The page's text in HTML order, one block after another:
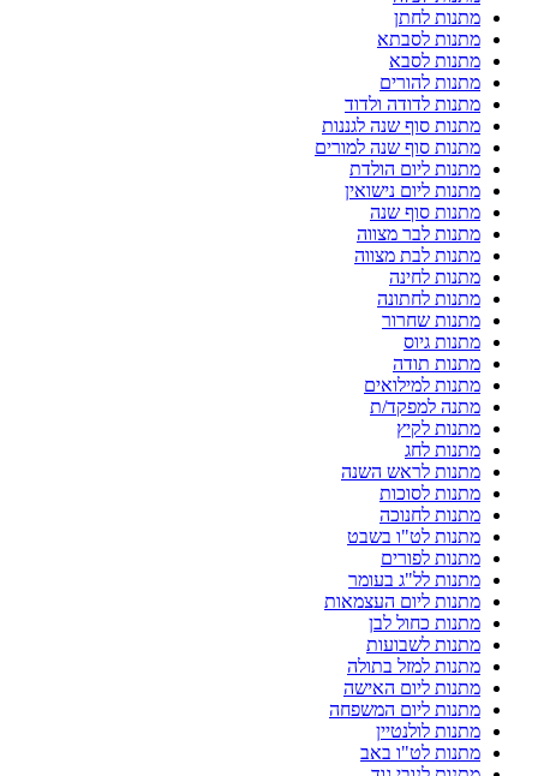
מתנות לחתן
מתנות לסבתא
מתנות לסבא
מתנות להורים
מתנות לדודה ולדוד
מתנות סוף שנה לגננות
מתנות סוף שנה למורים
מתנות ליום הולדת
מתנות ליום נישואין
מתנות סוף שנה
מתנות לבר מצווה
מתנות לבת מצווה
מתנות לחינה
מתנות לחתונה
מתנות שחרור
מתנות גיוס
מתנות תודה
מתנות למילואים
מתנה למפקד/ת
מתנות לקיץ
מתנות לחג
מתנות לראש השנה
מתנות לסוכות
מתנות לחנוכה
מתנות לט"ו בשבט
מתנות לפורים
מתנות לל"ג בעומר
מתנות ליום העצמאות
מתנות כחול לבן
מתנות לשבועות
מתנות למזל בתולה
מתנות ליום האישה
מתנות ליום המשפחה
מתנות לולנטיין
מתנות לט"ו באב